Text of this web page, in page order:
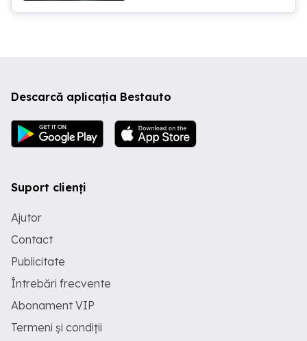
Descarcă aplicația Bestauto
Suport clienți
Ajutor
Contact
Publicitate
Întrebări frecvente
Abonament VIP
Termeni și condiții